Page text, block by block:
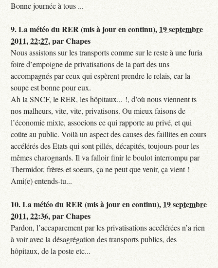
Bonne journée à tous ...
9.La météo du RER (mis à jour en continu), 19 septembre
2011, 22:27,parChapes
Nous assistons sur les transports comme sur le reste à une furia
foire d’empoigne de privatisations de la part des uns
accompagnés par ceux qui espèrent prendre le relais, car la
soupe est bonne pour eux.
Ah la SNCF, le RER, les hôpitaux... !, d’où nous viennent ts
nos malheurs, vite, vite, privatisons. Ou mieux faisons de
l’économie mixte, associons ce qui rapporte au privé, et qui
coûte au public. Voilà un aspect des causes des faillites en cours
accélérés des Etats qui sont pillés, décapités, toujours pour les
mêmes charognards. Il va falloir finir le boulot interrompu par
Thermidor, frères et soeurs, ça ne peut que venir, ça vient !
Ami(e) entends-tu...
10.La météo du RER (mis à jour en continu), 19 septembre
2011, 22:36,parChapes
Pardon, l’accaparement par les privatisations accélérées n’a rien
à voir avec la désagrégation des transports publics, des
hôpitaux, de la poste etc...